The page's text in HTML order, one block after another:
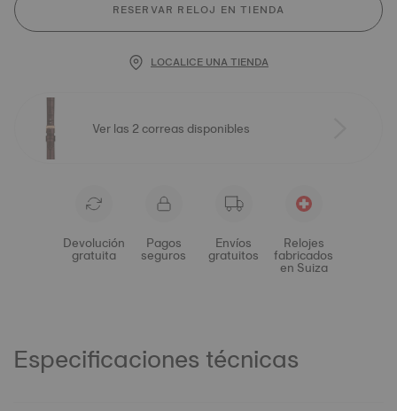
RESERVAR RELOJ EN TIENDA
LOCALICE UNA TIENDA
Ver las 2 correas disponibles
Devolución
gratuita
Pagos
seguros
Envíos
gratuitos
Relojes
fabricados
en Suiza
Especificaciones técnicas